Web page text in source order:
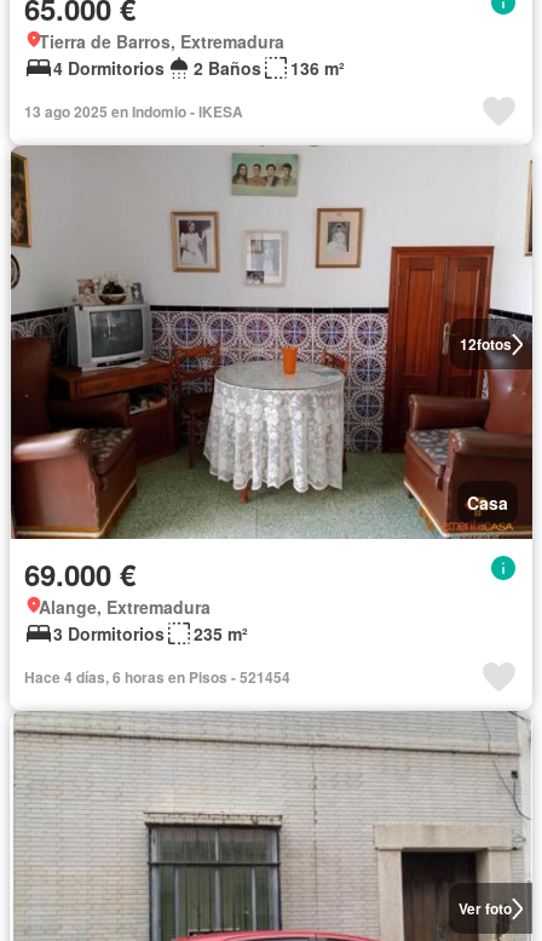
65.000 €
Tierra de Barros, Extremadura
4 Dormitorios
2 Baños 136 m²
13 ago 2025 en Indomio - IKESA
12fotos
Casa
69.000 €
Alange, Extremadura
3 Dormitorios
235 m²
Hace 4 días, 6 horas en Pisos - 521454
Ver foto